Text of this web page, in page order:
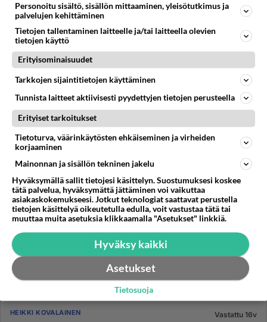
Oliko pehmeitä kumeja
Kuinkas Heikki Spaassa? 2 stinttiä ja molemmat kovilla
kumeilla? En nähnyt vihreää vauhtiraitaa heikin
nakeissa. Näinkö ...
HEIKKI KOVALAINEN Vastattu 16v
Personoitu sisältö, sisällön mittaaminen, yleisötutkimus ja
palvelujen kehittäminen
Tietojen tallentaminen laitteelle ja/tai laitteella olevien
tietojen käyttö
Erityisominaisuudet
Tarkkojen sijaintitietojen käyttäminen
Tunnista laitteet aktiivisesti pyydettyjen tietojen perusteella
Erityiset tarkoitukset
Tietoturva, väärinkäytösten ehkäiseminen ja virheiden
korjaaminen
Mainonnan ja sisällön tekninen jakelu
Hyväksymällä sallit tietojesi käsittelyn. Suostumuksesi koskee
tätä palvelua, hyväksymättä jättäminen voi vaikuttaa
asiakaskokemukseesi. Jotkut teknologiat saattavat perustella
tietojen käsittelyä oikeutetulla edulla, voit vastustaa tätä tai
muuttaa muita asetuksia klikkaamalla "Asetukset" linkkiä.
Hyväksy kaikki
Asetukset
Tietosuoja